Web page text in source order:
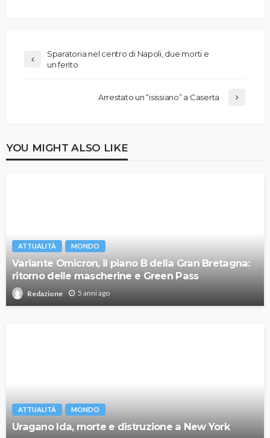
Sparatoria nel centro di Napoli, due morti e
un ferito
Arrestato un “isissiano” a Caserta
YOU MIGHT ALSO LIKE
ATTUALITÀ MONDO
Variante Omicron, il piano B della Gran Bretagna:
ritorno delle mascherine e Green Pass
Redazione 5 anni ago
ATTUALITÀ MONDO
Uragano Ida, morte e distruzione a New York